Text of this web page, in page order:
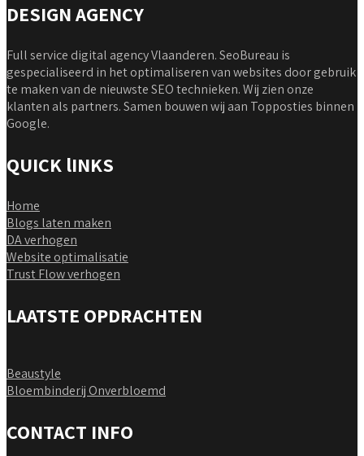
DESIGN AGENCY
Full service digital agency Vlaanderen. SeoBureau is
gespecialiseerd in het optimaliseren van websites door gebruik
te maken van de nieuwste SEO technieken. Wij zien onze
klanten als partners. Samen bouwen wij aan Topposties binnen
Google.
QUICK lINKS
Home
Blogs laten maken
DA verhogen
Website optimalisatie
Trust Flow verhogen
LAATSTE OPDRACHTEN
Beaustyle
Bloembinderij Onverbloemd
CONTACT INFO